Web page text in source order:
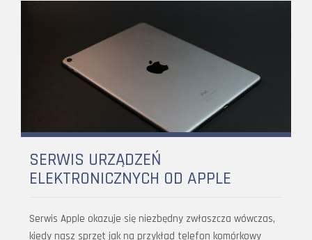
SERWIS URZĄDZEŃ
ELEKTRONICZNYCH OD APPLE
Serwis Apple okazuje się niezbędny zwłaszcza wówczas,
kiedy nasz sprzęt jak na przykład telefon komórkowy